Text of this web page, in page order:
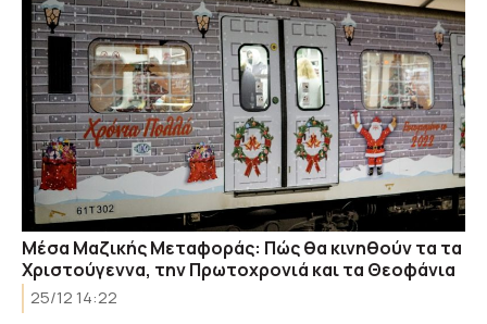
Μέσα Μαζικής Μεταφοράς: Πώς θα κινηθούν τα τα
Χριστούγεννα, την Πρωτοχρονιά και τα Θεοφάνια
25/12 14:22